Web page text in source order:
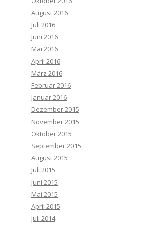
August 2016
Juli 2016
Juni 2016
Mai 2016
April 2016
März 2016
Februar 2016
Januar 2016
Dezember 2015
November 2015
Oktober 2015
September 2015
August 2015
Juli 2015
Juni 2015
Mai 2015
April 2015
Juli 2014